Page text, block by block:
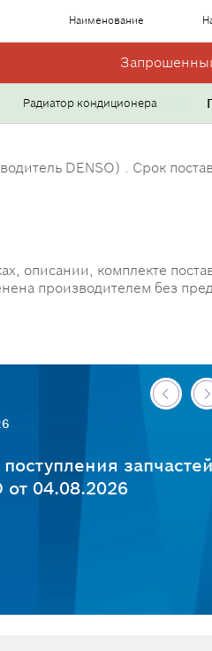
Наименование
Радиатор кондиционера
DENSO) . Срок
описании, комплекте
производителем без
запчастей
от 04.08.2026